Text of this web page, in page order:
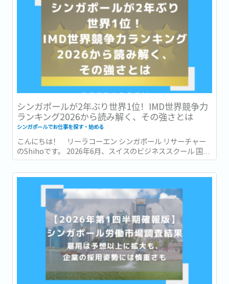
シンガポールが2年ぶり世界1位！IMD世界競争力
ランキング2026から読み解く、その強さとは
シンガポールでお仕事を探す・始める
こんにちは！ リーラコーエン シンガポール リサーチャー
のShihoです。 2026年6月、スイスのビジネススクール 国際
経営開発研究所・IMD (International Institute for
Management Development) が発表した「世界競争力ラン
キング...